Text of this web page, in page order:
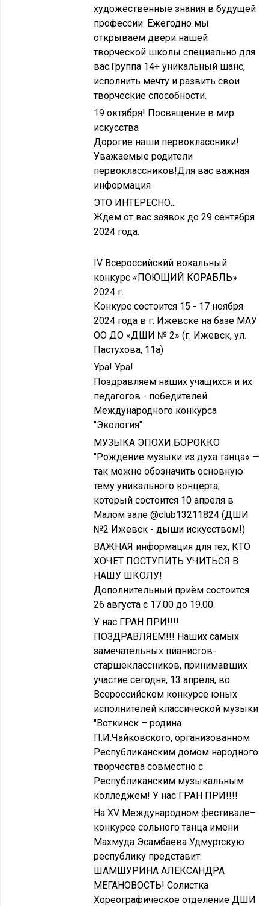
художественные знания в будущей
профессии. Ежегодно мы
открываем двери нашей
творческой школы специально для
вас.Группа 14+ уникальный шанс,
исполнить мечту и развить свои
творческие способности.
19 октября! Посвящение в мир
искусства
Дорогие наши первоклассники!
Уважаемые родители
первоклассников!Для вас важная
информация
ЭТО ИНТЕРЕСНО...
Ждем от вас заявок до 29 сентября
2024 года.
IV Всероссийский вокальный
конкурс «ПОЮЩИЙ КОРАБЛЬ»
2024 г.
Конкурс состоится 15 - 17 ноября
2024 года в г. Ижевске на базе МАУ
ОО ДО «ДШИ № 2» (г. Ижевск, ул.
Пастухова, 11а)
Ура! Ура!
Поздравляем наших учащихся и их
педагогов - победителей
Международного конкурса
"Экология"
МУЗЫКА ЭПОХИ БОРОККО
"Рождение музыки из духа танца» —
так можно обозначить основную
тему уникального концерта,
который состоится 10 апреля в
Малом зале @club13211824 (ДШИ
№2 Ижевск - дыши искусством!)
ВАЖНАЯ информация для тех, КТО
ХОЧЕТ ПОСТУПИТЬ УЧИТЬСЯ В
НАШУ ШКОЛУ!
Дополнительный приём состоится
26 августа с 17.00 до 19.00.
У нас ГРАН ПРИ!!!!
ПОЗДРАВЛЯЕМ!!! Наших самых
замечательных пианистов-
старшеклассников, принимавших
участие сегодня, 13 апреля, во
Всероссийском конкурсе юных
исполнителей классической музыки
"Воткинск – родина
П.И.Чайковского, организованном
Республиканским домом народного
творчества совместно с
Республиканским музыкальным
колледжем! У нас ГРАН ПРИ!!!!
На XV Международном фестивале–
конкурсе сольного танца имени
Махмуда Эсамбаева Удмуртскую
республику представит:
ШАМШУРИНА АЛЕКСАНДРА
МЕГАНОВОСТЬ! Солистка
Хореографическое отделение ДШИ